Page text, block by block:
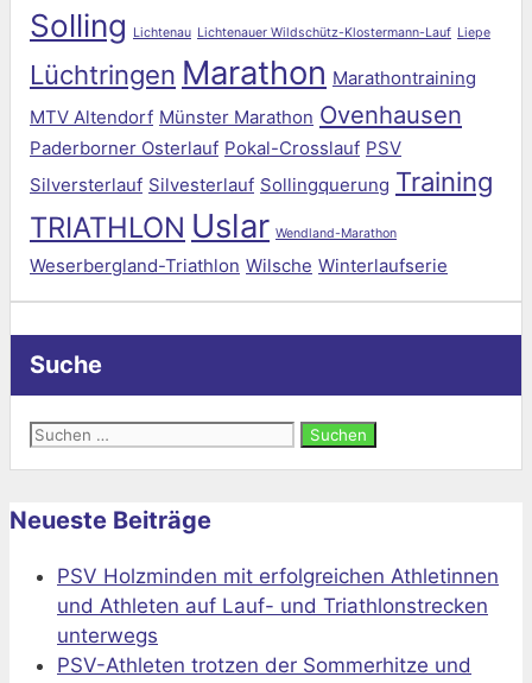
Solling
Lichtenau Lichtenauer Wildschütz-Klostermann-Lauf Liepe
Lüchtringen Marathon Marathontraining
MTV Altendorf Münster Marathon Ovenhausen
Paderborner Osterlauf Pokal-Crosslauf PSV
Silversterlauf Silvesterlauf Sollingquerung Training
TRIATHLON Uslar Wendland-Marathon
Weserbergland-Triathlon Wilsche Winterlaufserie
Suche
Suchen
Neueste Beiträge
PSV Holzminden mit erfolgreichen Athletinnen
und Athleten auf Lauf- und Triathlonstrecken
unterwegs
PSV-Athleten trotzen der Sommerhitze und